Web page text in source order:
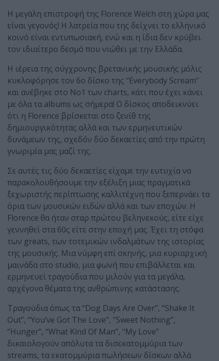
Η μεγάλη επιστροφή της Florence Welch στη χώρα μας
είναι γεγονός! Η λατρεία που της δείχνει το ελληνικό
κοινό είναι εντυπωσιακή, ενώ και η ίδια δεν κρύβει
τον ιδιαίτερο δεσμό που νιώθει με την Ελλάδα.
H ιέρεια της σύγχρονης βρετανικής μουσικής μόλις
κυκλοφόρησε τον 6ο δίσκο της “Everybody Scream”
και ανέβηκε στο Νο1 των charts, κάτι που έχει κάνει
με όλα τα albums ως σήμερα! Ο δίσκος αποδεικνύει
ότι η Florence βρίσκεται στο ζενίθ της
δημιουργικότητας αλλά και των ερμηνευτικών
δυνάμεων της, σχεδόν δύο δεκαετίες από την πρώτη
γνωριμία μας μαζί της.
Σε αυτές τις δύο δεκαετίες είχαμε την ευτυχία να
παρακολουθήσουμε την εξέλιξη μιας πραγματικά
ξεχωριστής περίπτωσης καλλιτέχνη που ξεπερνάει τα
όρια των μουσικών ειδών αλλά και των εποχών. Η
Florence θα ήταν σταρ πρώτου βεληνεκούς, είτε είχε
γεννηθεί στα 60ς είτε στην εποχή μας. Έχει τη στόφα
των greats, των τοτεμικών ινδαλμάτων της ιστορίας
της μουσικής. Μια νύμφη επί σκηνής, μια κυριαρχική
μαινάδα στο studio, μια φωνή που επιβάλλεται και
ερμηνευεί τραγούδια που μιλούν για τα μεγάλα,
αρχέγονα θέματα της ανθρώπινης κατάστασης.
Τραγούδια όπως τα “Dog Days Are Over”, “Shake It
Out”, “You’ve Got The Love”, “Sweet Nothing”,
“Hunger”, “What Kind Of Man”, “My Love”
δικαιολογούν απόλυτα τα δισεκατομμύρια των
streams, τα εκατομμύρια πωλήσεων δίσκων αλλά